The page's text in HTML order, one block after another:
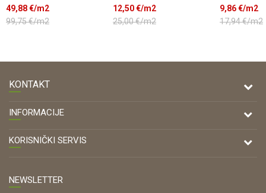
11/180/1085 ...
49,88€/m2
99,75€/m2
12,50€/m2
25,00€/m2
23,38m2
9,86€/m2
17,94€/m2
KONTAKT
DRVONA D.O.O.
Antuna Mihanovića 7,
47000 Karlovac
OIB:
INFORMACIJE
O nama
KORISNIČKI SERVIS
Zaštita privatnosti i osobnih podataka
NEWSLETTER